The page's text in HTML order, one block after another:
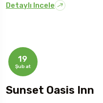
Detaylı Incele
19
Şubat
Sunset Oasis Inn